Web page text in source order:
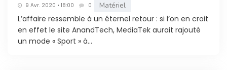
9 Avr. 2020 • 18:00 0 Matériel
L’affaire ressemble à un éternel retour : si l’on en croit
en effet le site AnandTech, MediaTek aurait rajouté
un mode « Sport » à...